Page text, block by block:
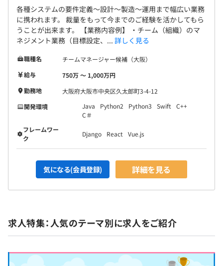
各種システムの要件定義～設計～製造～運用まで幅広い業務
に携われます。 裁量をもって今までのご経験を活かしてもら
うことが出来ます。 【業務内容例】 ・チーム（組織）のマ
ネジメント業務（目標設定、... 詳しく見る
職種名
チームマネージャー候補（大阪）
給与
750万 〜 1,000万円
勤務地
大阪府大阪市中央区久太郎町3-4-12
開発環境
Java Python2 Python3 Swift
C++
C＃
フレームワー
ク
Django React Vue.js
気になる(会員登録) 詳細を見る
求人特集：人気のテーマ別に求人をご紹介